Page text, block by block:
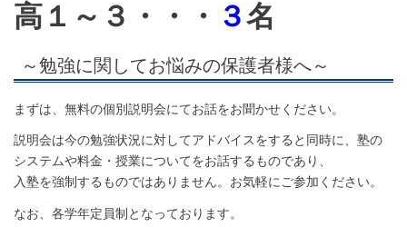
高１～３・・・ ３名
～勉強に関してお悩みの保護者様へ～
まずは、無料の個別説明会にてお話をお聞かせください。
説明会は今の勉強状況に対してアドバイスをすると同時に、塾の
システムや料金・授業についてをお話するものであり、
入塾を強制するものではありません。お気軽にご参加ください。
なお、各学年定員制となっております。